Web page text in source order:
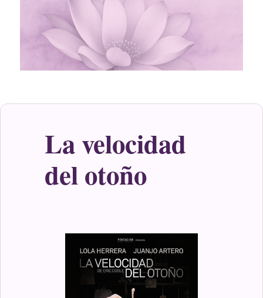
La velocidad
del otoño